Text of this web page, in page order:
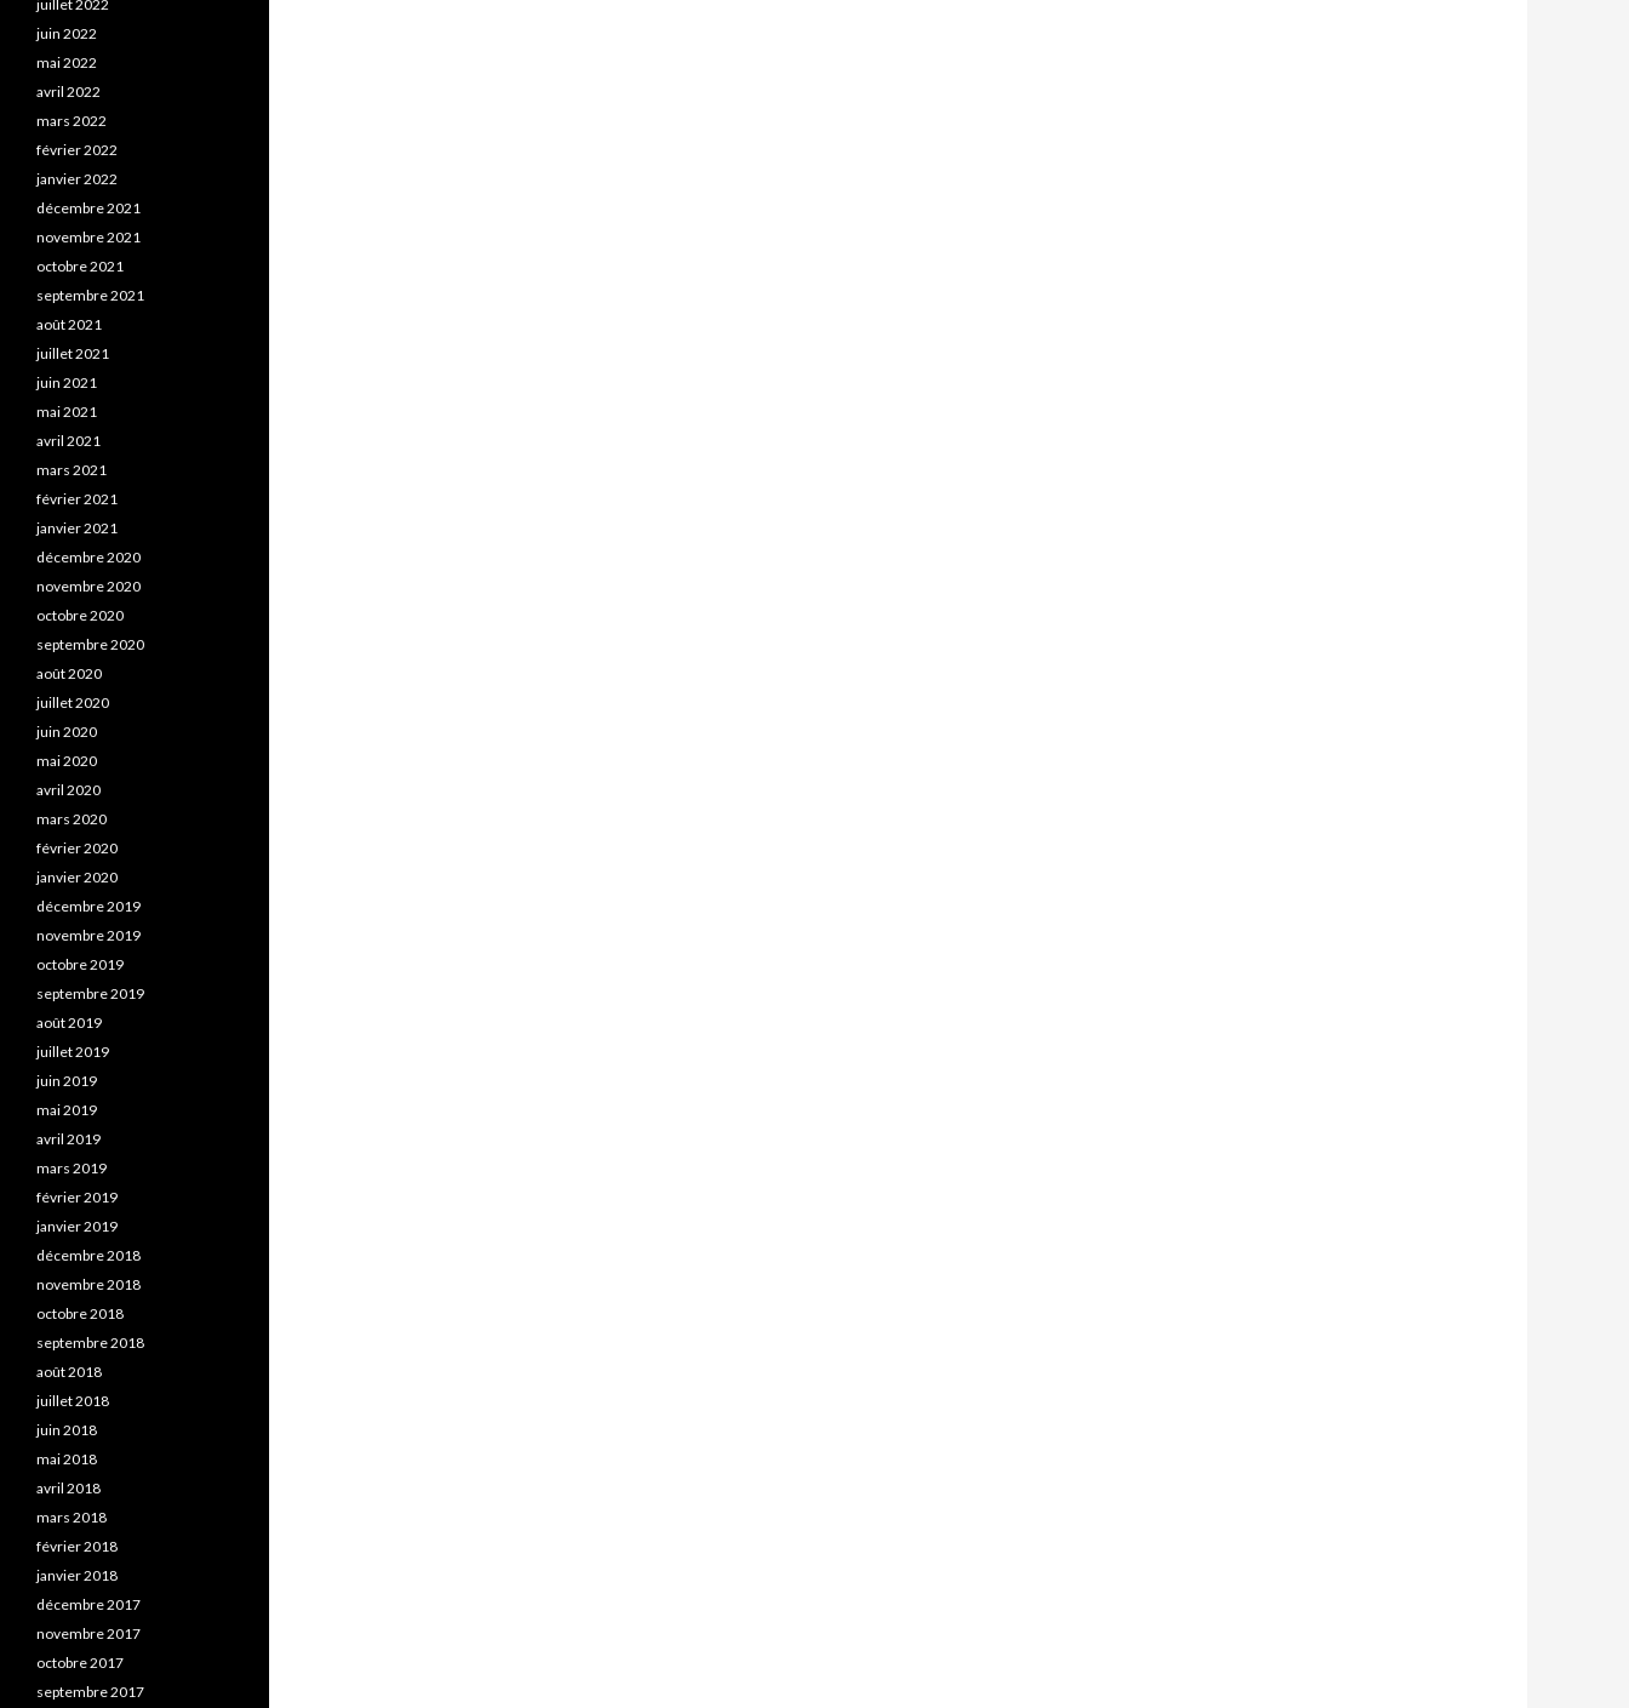
juillet 2022
juin 2022
mai 2022
avril 2022
mars 2022
février 2022
janvier 2022
décembre 2021
novembre 2021
octobre 2021
septembre 2021
août 2021
juillet 2021
juin 2021
mai 2021
avril 2021
mars 2021
février 2021
janvier 2021
décembre 2020
novembre 2020
octobre 2020
septembre 2020
août 2020
juillet 2020
juin 2020
mai 2020
avril 2020
mars 2020
février 2020
janvier 2020
décembre 2019
novembre 2019
octobre 2019
septembre 2019
août 2019
juillet 2019
juin 2019
mai 2019
avril 2019
mars 2019
février 2019
janvier 2019
décembre 2018
novembre 2018
octobre 2018
septembre 2018
août 2018
juillet 2018
juin 2018
mai 2018
avril 2018
mars 2018
février 2018
janvier 2018
décembre 2017
novembre 2017
octobre 2017
septembre 2017